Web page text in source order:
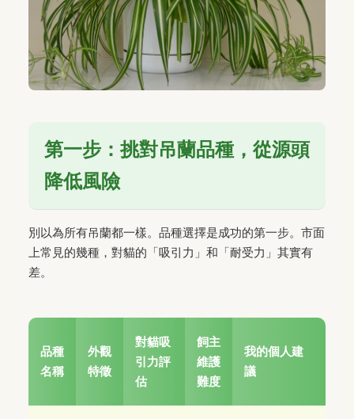
第一步：挑對吊蘭品種，從源頭
降低風險
別以為所有吊蘭都一樣。品種選擇是成功的第一步。市面
上常見的幾種，對貓的「吸引力」和「耐受力」其實有
差。
品種
名稱
外觀
特徵
對貓吸
引力評
估
飼主
維護
難度
我的個人建
議